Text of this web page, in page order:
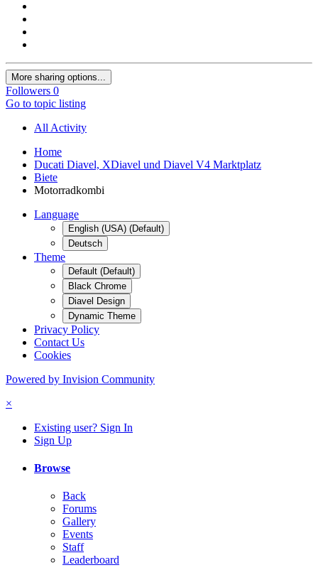
More sharing options...
Followers 0
Go to topic listing
All Activity
Home
Ducati Diavel, XDiavel und Diavel V4 Marktplatz
Biete
Motorradkombi
Language
English (USA) (Default)
Deutsch
Theme
Default (Default)
Black Chrome
Diavel Design
Dynamic Theme
Privacy Policy
Contact Us
Cookies
Powered by Invision Community
×
Existing user? Sign In
Sign Up
Browse
Back
Forums
Gallery
Events
Staff
Leaderboard